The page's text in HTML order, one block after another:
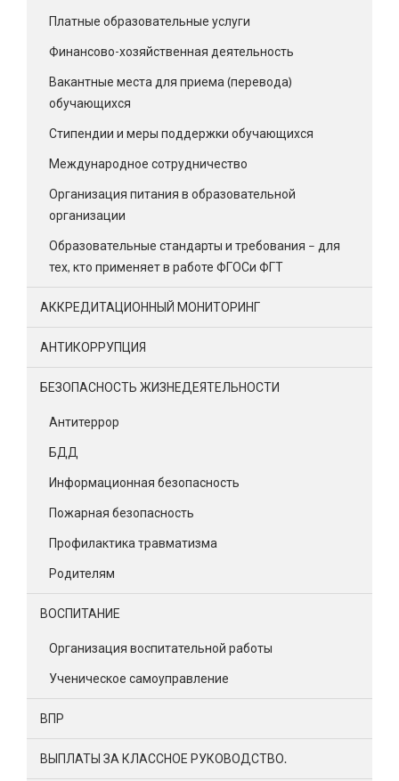
Платные образовательные услуги
Финансово-хозяйственная деятельность
Вакантные места для приема (перевода)
обучающихся
Стипендии и меры поддержки обучающихся
Международное сотрудничество
Организация питания в образовательной
организации
Образовательные стандарты и требования – для
тех, кто применяет в работе ФГОСи ФГТ
АККРЕДИТАЦИОННЫЙ МОНИТОРИНГ
АНТИКОРРУПЦИЯ
БЕЗОПАСНОСТЬ ЖИЗНЕДЕЯТЕЛЬНОСТИ
Антитеррор
БДД
Информационная безопасность
Пожарная безопасность
Профилактика травматизма
Родителям
ВОСПИТАНИЕ
Организация воспитательной работы
Ученическое самоуправление
ВПР
ВЫПЛАТЫ ЗА КЛАССНОЕ РУКОВОДСТВО.